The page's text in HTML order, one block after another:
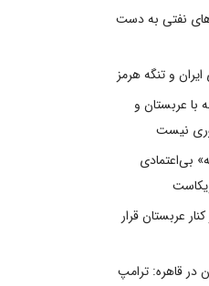
دلارهای نفتی به دست
و تنگه هرمز
با عربستان و
نیست
بی‌اعتمادی
عربستان قرار
در قاهره: ترامپ